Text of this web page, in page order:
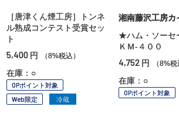
［唐津くん煙工房］トンネ
ル熟成コンテスト受賞セッ
ト
5,400 円 （8%税込）
在庫：○
OPポイント対象
Web限定
冷蔵
湘南藤沢工房カ
★ハム・ソーセ
ＫＭ‐４００
4,752 円 （8%税
在庫：○
OPポイント対象